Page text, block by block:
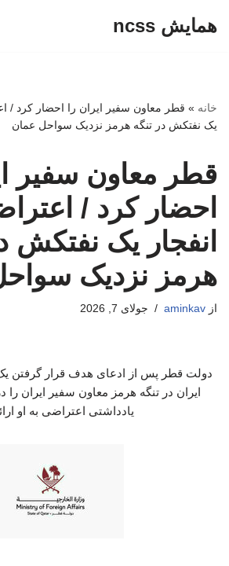
همایش ncss
خانه » قطر معاون سفیر ایران را احضار کرد /
یک نفتکش در تنگه هرمز نزدیک سواحل عمان
قطر معاون سفیر
احضار کرد /
انفجار یک نفتکش
هرمز نزدیک
از aminkav جولای 7, 2026
دولت قطر پس از ادعای هدف قرار
ایران در تنگه هرمز معاون سفیر ایران را
یادداشتی اعتراضی به او